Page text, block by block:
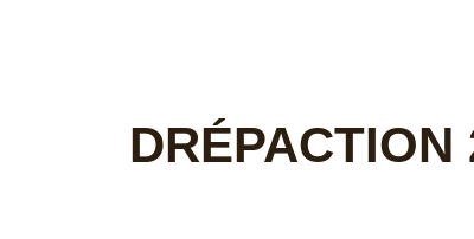
DRÉPACTION